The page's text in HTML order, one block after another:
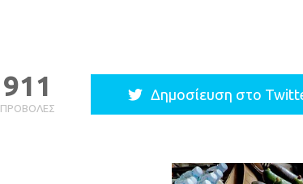
ΠΡΟΒΟΛΈΣ
911 Δημοσίευση στο